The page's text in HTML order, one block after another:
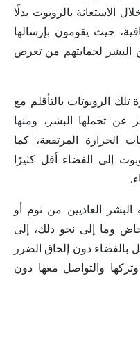
الاستعانة بالروبوت بدلًا
حيث يقومون بإرسالها
البشر لحمايتهم من تعرض
الروبوتات بالتأقلم مع
عن تحملها البشر، ومنها
الحرارة المرتفعة، كما
إلى الفضاء أقل كثيرًا
البشر العاديين من نوم أو
وما إلى نحو ذلك، إلى
بالفضاء دون إلحاق الضرر
والتواصل معها دون